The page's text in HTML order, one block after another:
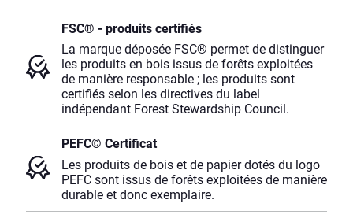
FSC® - produits certifiés
La marque déposée FSC® permet de distinguer
les produits en bois issus de forêts exploitées
de manière responsable ; les produits sont
certifiés selon les directives du label
indépendant Forest Stewardship Council.
PEFC© Certificat
Les produits de bois et de papier dotés du logo
PEFC sont issus de forêts exploitées de manière
durable et donc exemplaire.